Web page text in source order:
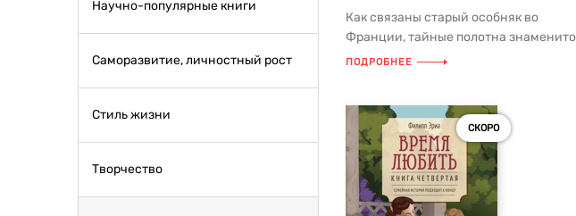
Научно-популярные книги
Саморазвитие, личностный рост
Стиль жизни
Творчество
Как связаны старый особняк во
Франции, тайные полотна
художника и некогда пропавший
ПОДРОБНЕЕ
СКОРО